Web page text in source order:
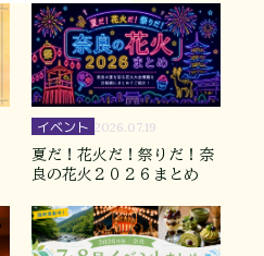
イベント 2026.07.19
夏だ！花火だ！祭りだ！奈
良の花火２０２６まとめ